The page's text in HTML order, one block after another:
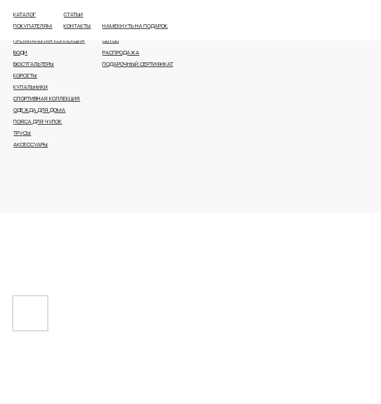
КАТАЛОГ
ПОКУПАТЕЛЯМ НАМЕКНУТЬ НА ПОДАРОК
СТАТЬИ
КОНТАКТЫ
ВСЕ КАТЕГОРИИ
НОВОЕ ПОСТУПЛЕНИЕ
БЮСТГАЛЬТЕРЫ
КОРСЕТЫ
КУПАЛЬНИКИ
ОДЕЖДА ДЛЯ ДОМА
ПОЯСА ДЛЯ ЧУЛОК
ТРУСЫ
КОРРЕКТИРУЮЩЕЕ БЕЛЬЕ
ПОДАРОЧНЫЙ СЕРТИФИКАТ
СПОРТИВНАЯ КОЛЛЕКЦИЯ